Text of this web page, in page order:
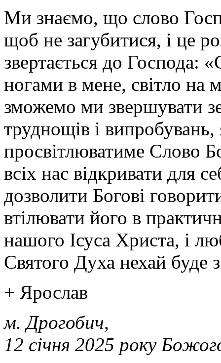
Ми знаємо, що слово
щоб не загубитися, і це
звертається до Господа:
ногами в мене, світло на
зможемо ми звершувати
труднощів і
просвітлюватиме Слово
всіх нас відкривати для
дозволити Богові
втілювати його в
нашого Ісуса Христа, і
Святого Духа нехай буде
+ Ярослав
м. Дрогобич,
12 січня 2025 року